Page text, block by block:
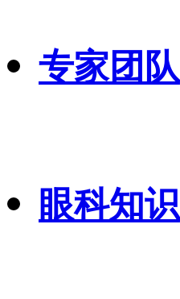
专家团队
眼科知识